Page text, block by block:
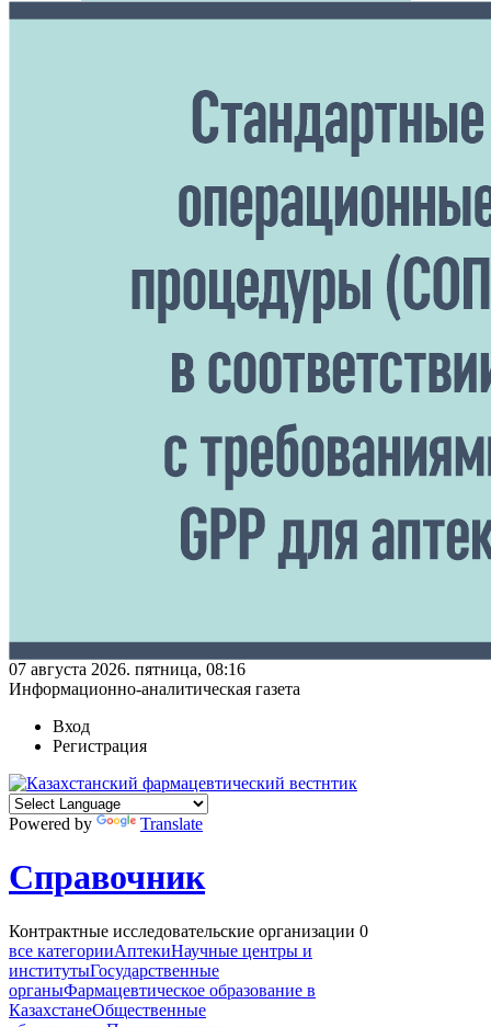
07 августа 2026. пятница, 08:16
Информационно-аналитическая газета
Вход
Регистрация
Powered by Translate
Справочник
Контрактные исследовательские организации 0
все категорииАптекиНаучные центры и
институтыГосударственные
органыФармацевтическое образование в
КазахстанеОбщественные